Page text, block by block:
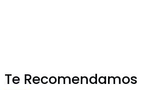
Te Recomendamos